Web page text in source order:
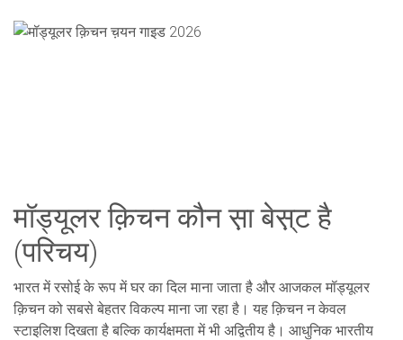
मॉड्यूलर क़िचन कौन स़ा बेस़्ट है
(परिचय)
भारत में रसोई के रूप में घर का दिल माना जाता है और आजकल मॉड्यूलर
क़िचन को सबसे बेहतर विकल्प माना जा रहा है। यह क़िचन न केवल
स्टाइलिश दिखता है बल्कि कार्यक्षमता में भी अद्वितीय है। आधुनिक भारतीय